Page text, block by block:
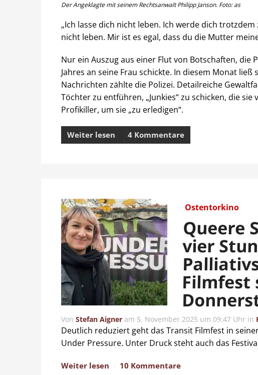
Der Angeklagte mit seinem Rechtsanwalt Philipp Janson. Foto: as
„Ich lasse dich nicht leben. Ich werde dich
nicht leben. Mir ist es egal, dass du die Mutter
Nur ein Auszug aus einer Flut von Botschaften, die
Jahres an seine Frau schickte. In diesem Monat
Nachrichten zählte die Polizei. Detailreiche
Töchter zu entführen, „Junkies“ zu schicken, die
Profikiller, um sie „zu erledigen“.
Weiter lesen 4 Kommentare
Ostentorkino
Queere
vier
Filmfest
Von Stefan Aigner am 5. November 2025 um 09:47 Uhr in
Deutlich reduziert geht das Transit Filmfest in
Under Pressure. Unter Druck steht auch das
Weiter lesen 10 Kommentare